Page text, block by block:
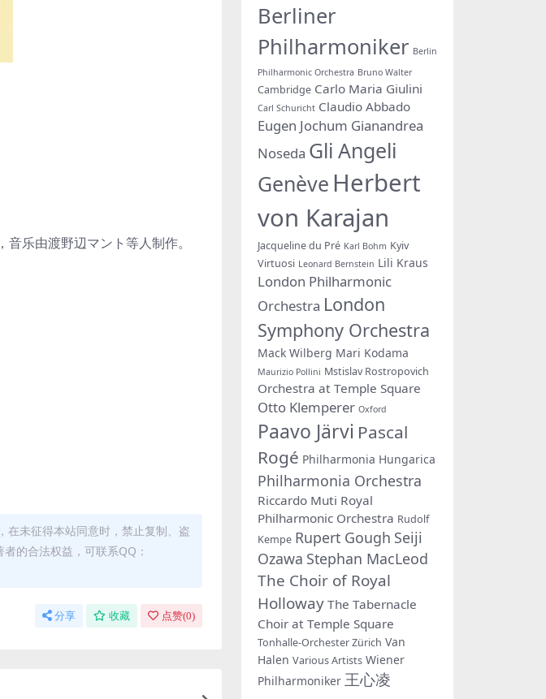
乐由渡野辺マント等人制作。
在未征得本站同意时，禁止复制、盗
的合法权益，可联系QQ：
分享 收藏 点赞(0)
Berliner
Philharmoniker Berlin
Philharmonic Orchestra Bruno Walter
Cambridge Carlo Maria Giulini
Carl Schuricht Claudio Abbado
Eugen Jochum Gianandrea
Noseda Gli Angeli
Genève Herbert
von Karajan
Jacqueline du Pré Karl Bohm Kyiv
Virtuosi Leonard Bernstein Lili Kraus
London Philharmonic
Orchestra London
Symphony Orchestra
Mack Wilberg Mari Kodama
Maurizio Pollini Mstislav Rostropovich
Orchestra at Temple Square
Otto Klemperer Oxford
Paavo Järvi Pascal
Rogé Philharmonia Hungarica
Philharmonia Orchestra
Riccardo Muti Royal
Philharmonic Orchestra Rudolf
Kempe Rupert Gough Seiji
Ozawa Stephan MacLeod
The Choir of Royal
Holloway The Tabernacle
Choir at Temple Square
Tonhalle-Orchester Zürich Van
Halen Various Artists Wiener
Philharmoniker 王心凌